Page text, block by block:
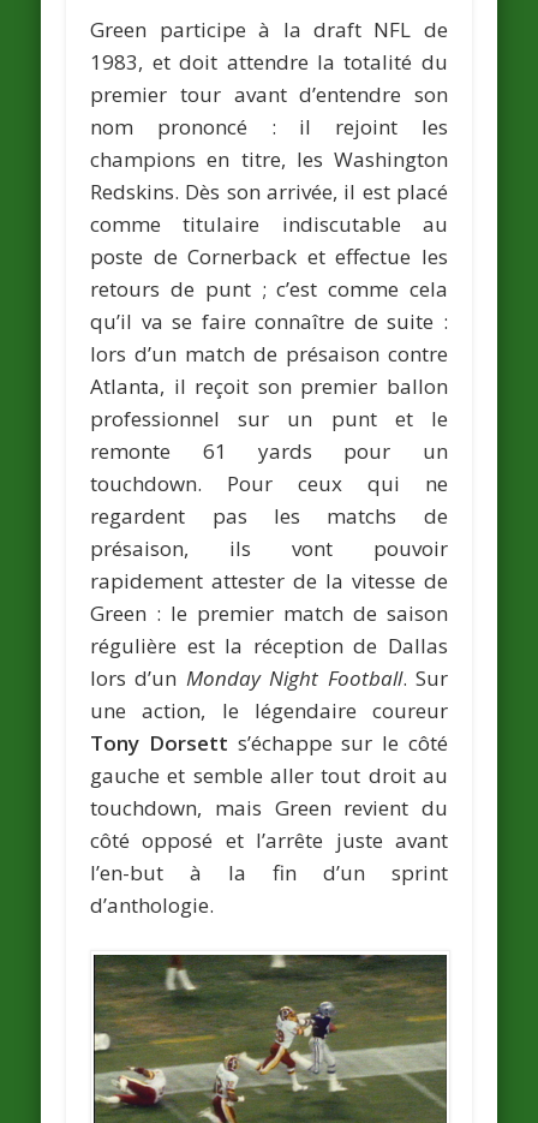
Green participe à la draft NFL de
1983, et doit attendre la totalité du
premier tour avant d’entendre son
nom prononcé : il rejoint les
champions en titre, les Washington
Redskins. Dès son arrivée, il est placé
comme titulaire indiscutable au
poste de Cornerback et effectue les
retours de punt ; c’est comme cela
qu’il va se faire connaître de suite :
lors d’un match de présaison contre
Atlanta, il reçoit son premier ballon
professionnel sur un punt et le
remonte 61 yards pour un
touchdown. Pour ceux qui ne
regardent pas les matchs de
présaison, ils vont pouvoir
rapidement attester de la vitesse de
Green : le premier match de saison
régulière est la réception de Dallas
lors d’un Monday Night Football. Sur
une action, le légendaire coureur
Tony Dorsett s’échappe sur le côté
gauche et semble aller tout droit au
touchdown, mais Green revient du
côté opposé et l’arrête juste avant
l’en-but à la fin d’un sprint
d’anthologie.